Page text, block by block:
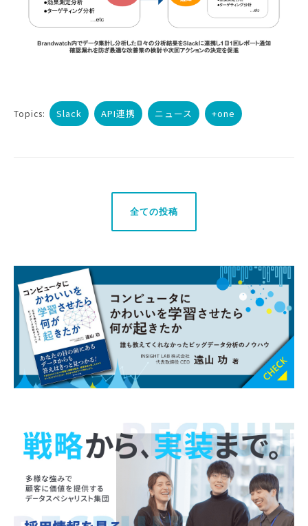
Topics: Slack API連携 ニュース +one
全ての投稿